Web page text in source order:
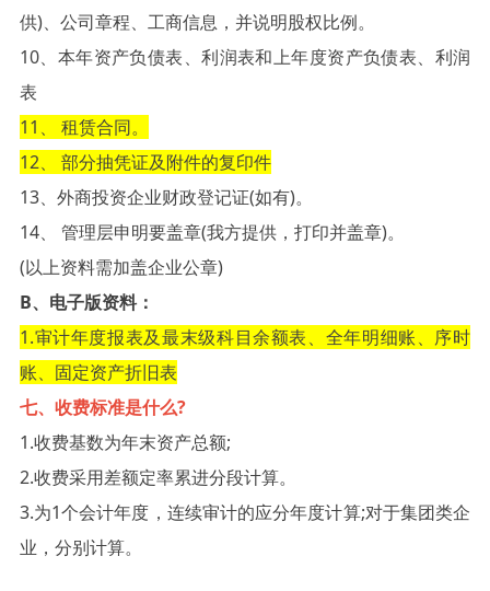
供)、公司章程、工商信息，并说明股权比例。
10、本年资产负债表、利润表和上年度资产负债表、利润
表
11、 租赁合同。
12、 部分抽凭证及附件的复印件
13、外商投资企业财政登记证(如有)。
14、 管理层申明要盖章(我方提供，打印并盖章)。
(以上资料需加盖企业公章)
B、电子版资料：
1.审计年度报表及最末级科目余额表、全年明细账、序时
账、固定资产折旧表
七、收费标准是什么?
1.收费基数为年末资产总额;
2.收费采用差额定率累进分段计算。
3.为1个会计年度，连续审计的应分年度计算;对于集团类企
业，分别计算。